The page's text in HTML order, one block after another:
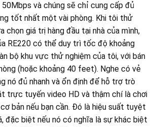
50Mbps và chúng sẽ chỉ cung cấp đủ
tốt nhất một vài phòng. Khi tôi thử
chọn giá trị hàng đầu tại nhà của mình,
RE220 có thể duy trì tốc độ khoảng
bộ khu vực thử nghiệm của tôi, với bán
(hoặc khoảng 40 feet). Nghe có vẻ
nó đủ nhanh và ổn định để hỗ trợ trò
trực tuyến video HD và thậm chí là chơi
bản nếu bạn cần. Đó là hiệu suất tuyệt
đặc biệt nếu nó có nghĩa là sự khác biệt